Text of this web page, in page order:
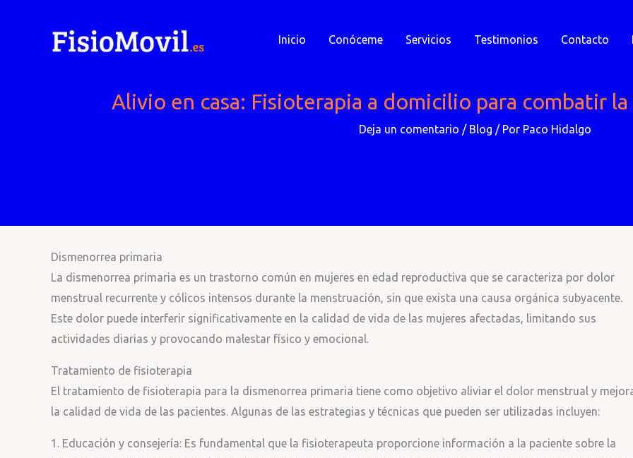
Inicio Conóceme Servicios Testimonios Contacto
Alivio en casa: Fisioterapia a domicilio para combatir
Deja un comentario / Blog / Por Paco Hidalgo
Dismenorrea primaria
La dismenorrea primaria es un trastorno común en mujeres en edad reproductiva que se caracteriza por dolor
menstrual recurrente y cólicos intensos durante la menstruación, sin que exista una causa orgánica subyacente.
Este dolor puede interferir significativamente en la calidad de vida de las mujeres afectadas, limitando sus
actividades diarias y provocando malestar físico y emocional.
Tratamiento de fisioterapia
El tratamiento de fisioterapia para la dismenorrea primaria tiene como objetivo aliviar el dolor menstrual y
la calidad de vida de las pacientes. Algunas de las estrategias y técnicas que pueden ser utilizadas incluyen:
1. Educación y consejería: Es fundamental que la fisioterapeuta proporcione información a la paciente sobre la